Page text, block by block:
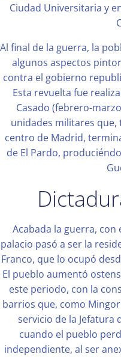
Ciudad Universitaria y
Al final de la guerra, la
algunos aspectos
contra el gobierno
Esta revuelta fue
Casado (febrero-
unidades militares que,
centro de Madrid,
de El Pardo,
Acabada la guerra,
palacio pasó a ser la
Franco, que lo ocupó
El pueblo aumentó
este periodo, con la
barrios que, como
servicio de la Jefatura
cuando el pueblo
independiente, al ser